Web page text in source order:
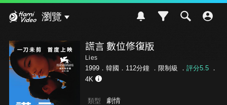
瀏覽
謊言 數位修復版
Lies
1999．韓國．112分鐘 ． 限制級 ． 評分5.5．
4K
類型 劇情